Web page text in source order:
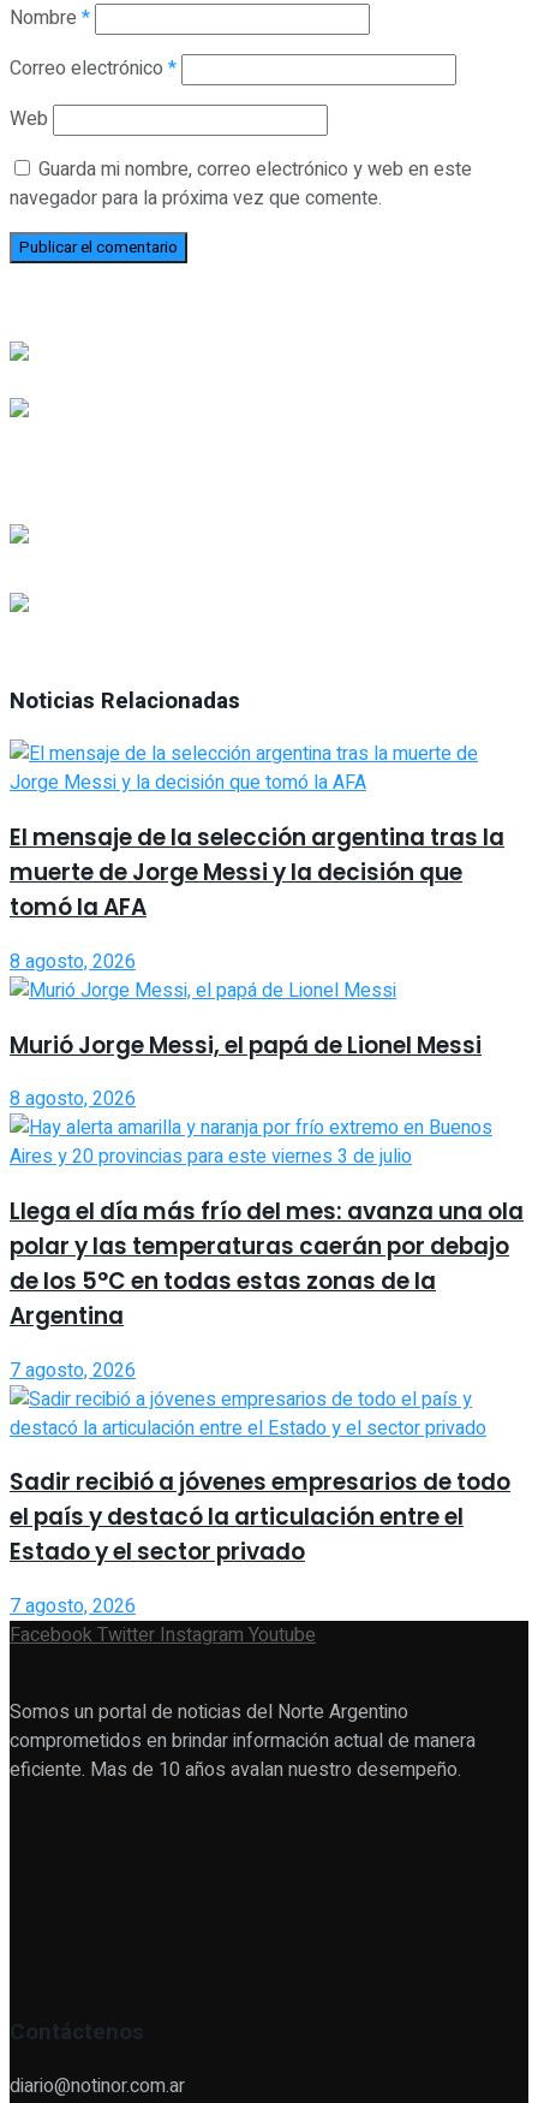
Nombre *
Correo electrónico *
Web
Guarda mi nombre, correo electrónico y web en este
navegador para la próxima vez que comente.
Noticias Relacionadas
El mensaje de la selección argentina tras la
muerte de Jorge Messi y la decisión que
tomó la AFA
8 agosto, 2026
Murió Jorge Messi, el papá de Lionel Messi
8 agosto, 2026
Llega el día más frío del mes: avanza una ola
polar y las temperaturas caerán por debajo
de los 5°C en todas estas zonas de la
Argentina
7 agosto, 2026
Sadir recibió a jóvenes empresarios de todo
el país y destacó la articulación entre el
Estado y el sector privado
7 agosto, 2026
FacebookTwitterInstagramYoutube
Somos un portal de noticias del Norte Argentino
comprometidos en brindar información actual de manera
eficiente. Mas de 10 años avalan nuestro desempeño.
Contáctenos
diario@notinor.com.ar